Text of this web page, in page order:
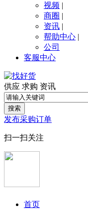
视频 |
商圈 |
资讯 |
帮助中心 |
公司
客服中心
供应 求购 资讯
搜索
发布采购订单
扫一扫关注
首页